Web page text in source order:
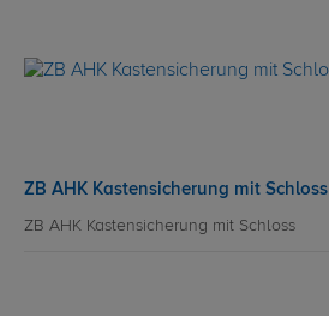
ZB AHK Kastensicherung mit Schloss
ZB AHK Kastensicherung mit Schloss